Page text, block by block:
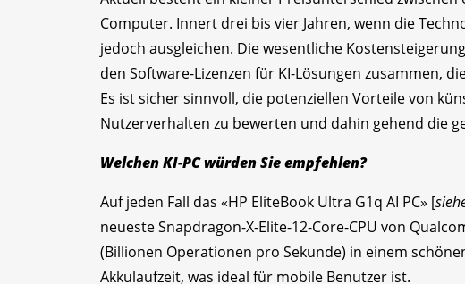
Computer. Innert drei bis vier Jahren, wenn die
jedoch ausgleichen. Die wesentliche
den Software-Lizenzen für KI-Lösungen zusammen,
Es ist sicher sinnvoll, die potenziellen Vorteile von
Nutzerverhalten zu bewerten und dahin gehend die
Welchen KI-PC würden Sie empfehlen?
Auf jeden Fall das «HP EliteBook Ultra G1q AI PC» [
neueste Snapdragon-X-Elite-12-Core-CPU von
(Billionen Operationen pro Sekunde) in einem
Akkulaufzeit, was ideal für mobile Benutzer ist.